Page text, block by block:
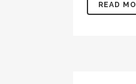
READ